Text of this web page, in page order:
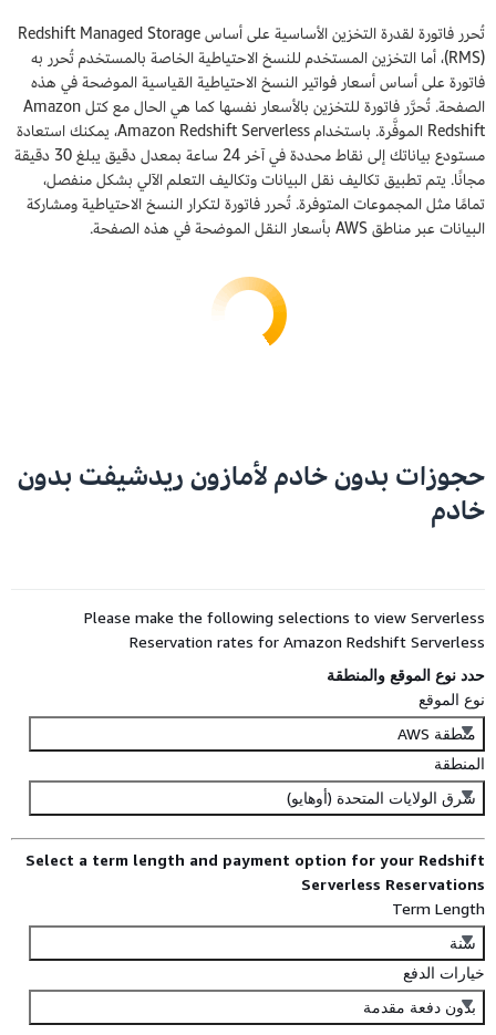
تُحرر فاتورة لقدرة التخزين الأساسية على أساس Redshift Managed Storage
(RMS)، أما التخزين المستخدم للنسخ الاحتياطية الخاصة بالمستخدم تُحرر به
فاتورة على أساس أسعار فواتير النسخ الاحتياطية القياسية الموضحة في هذه
الصفحة. تُحرَّر فاتورة للتخزين بالأسعار نفسها كما هي الحال مع كتل Amazon
Redshift الموفَّرة. باستخدام Amazon Redshift Serverless، يمكنك استعادة
مستودع بياناتك إلى نقاط محددة في آخر 24 ساعة بمعدل دقيق يبلغ 30 دقيقة
مجانًا. يتم تطبيق تكاليف نقل البيانات وتكاليف التعلم الآلي بشكل منفصل،
تمامًا مثل المجموعات المتوفرة. تُحرر فاتورة لتكرار النسخ الاحتياطية ومشاركة
البيانات عبر مناطق AWS بأسعار النقل الموضحة في هذه الصفحة.
حجوزات بدون خادم لأمازون ريدشيفت بدون
خادم